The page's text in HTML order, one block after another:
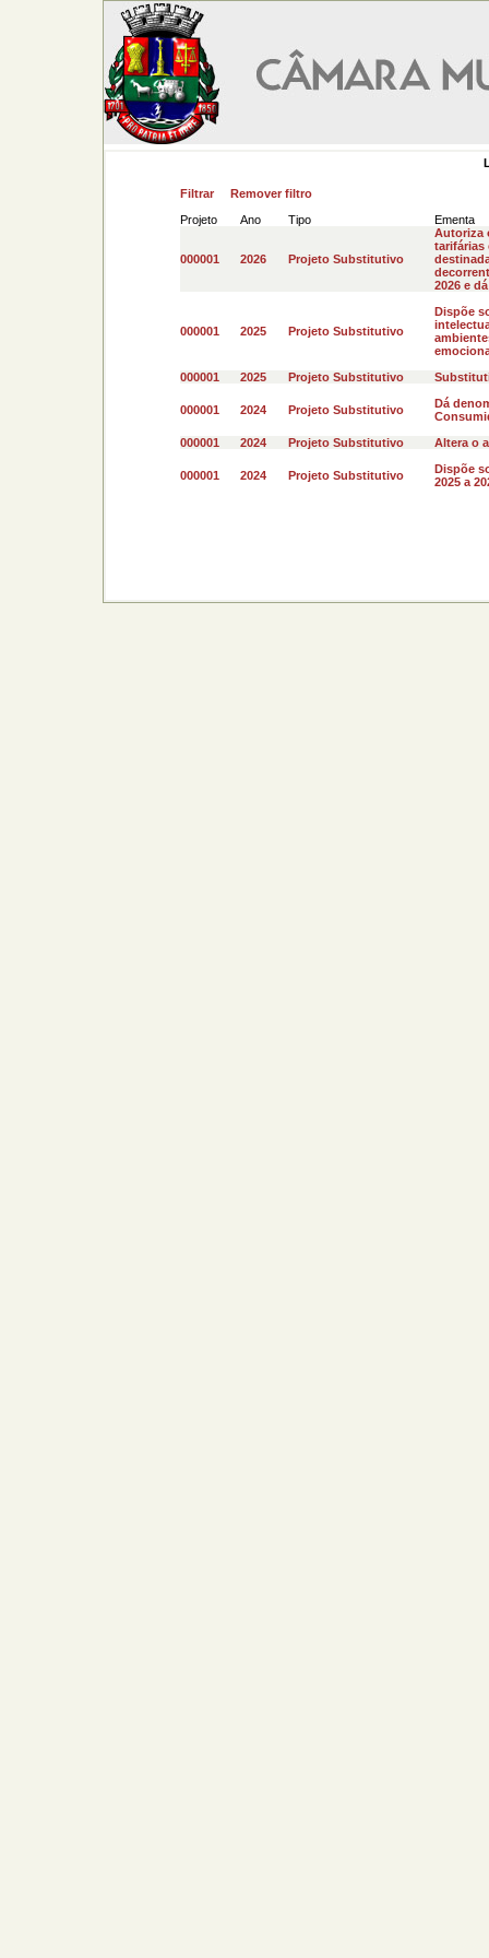
Filtrar
Remover filtro
Projeto
Ano Tipo Ementa
000001 2026 Projeto Substitutivo
Autoriza
tarifárias
2026 e
000001 2025 Projeto Substitutivo
Dispõe
000001
2025 Projeto Substitutivo
000001 2024 Projeto Substitutivo
Dá
000001
2024 Projeto Substitutivo Altera o
000001 2024 Projeto Substitutivo
Dispõe
2025 a